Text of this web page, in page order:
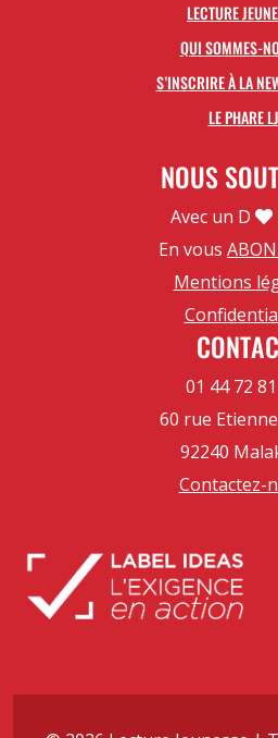
LECTURE
QUI SOMMES-
S’INSCRIRE À LA
LE PHARE LJ
NOUS
Avec un D
En vous
Mentions
01 44 72
60 rue
92240
Contactez-